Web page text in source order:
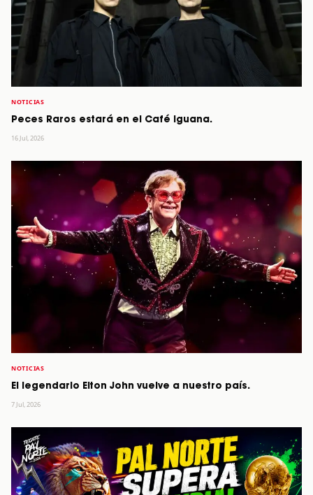
NOTICIAS
Peces Raros estará en el Café Iguana.
16 Jul, 2026
NOTICIAS
El legendario Elton John vuelve a nuestro país.
7 Jul, 2026